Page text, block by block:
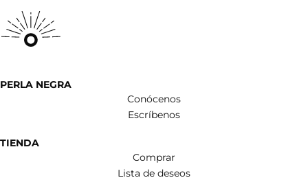
PERLA NEGRA
Conócenos
Escríbenos
TIENDA
Comprar
Lista de deseos